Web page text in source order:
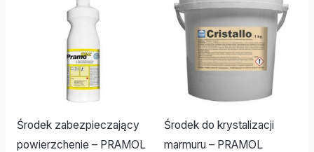
Środek zabezpieczający
powierzchenie – PRAMOL
Środek do krystalizacji
marmuru – PRAMOL